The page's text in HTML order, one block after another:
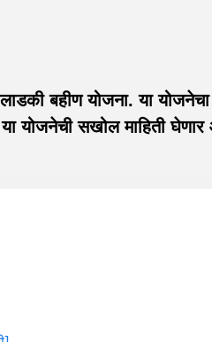
बहीण योजना. या योजनेचा
सखोल माहिती घेणार